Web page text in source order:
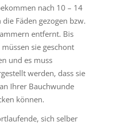
nach 10 – 14
die Fäden gezogen bzw.
entfernt. Bis
sie geschont
und es muss
werden, dass sie
Ihrer Bauchwunde
können.
sich selber